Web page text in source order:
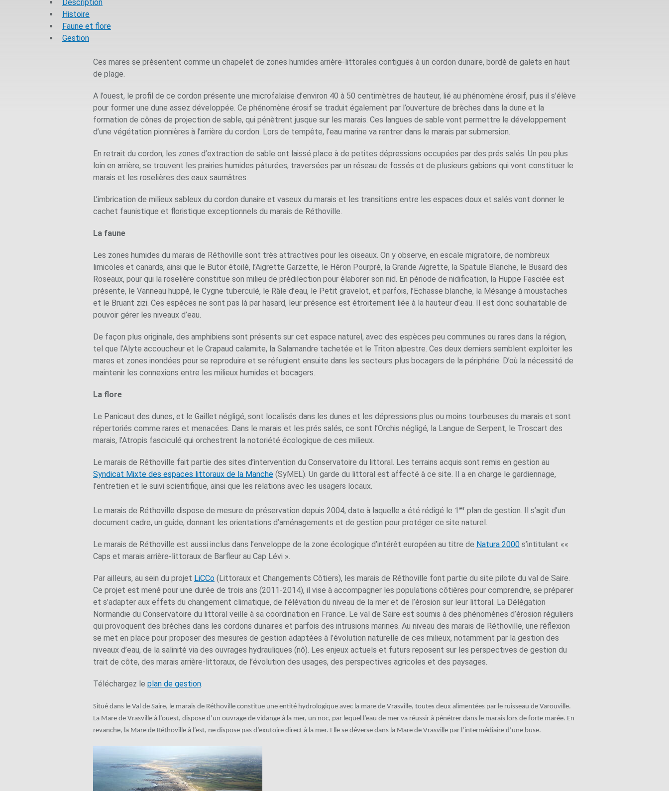
Description
Histoire
Faune et flore
Gestion
Ces mares se présentent comme un chapelet de zones humides arrière-littorales contiguës à un cordon dunaire, bordé de galets en haut
de plage.
A l’ouest, le profil de ce cordon présente une microfalaise d’environ 40 à 50 centimètres de hauteur, lié au phénomène érosif, puis il s’élève
pour former une dune assez développée. Ce phénomène érosif se traduit également par l’ouverture de brèches dans la dune et la
formation de cônes de projection de sable, qui pénètrent jusque sur les marais. Ces langues de sable vont permettre le développement
d’une végétation pionnières à l’arrière du cordon. Lors de tempête, l’eau marine va rentrer dans le marais par submersion.
En retrait du cordon, les zones d’extraction de sable ont laissé place à de petites dépressions occupées par des prés salés. Un peu plus
loin en arrière, se trouvent les prairies humides pâturées, traversées par un réseau de fossés et de plusieurs gabions qui vont constituer le
marais et les roselières des eaux saumâtres.
L’imbrication de milieux sableux du cordon dunaire et vaseux du marais et les transitions entre les espaces doux et salés vont donner le
cachet faunistique et floristique exceptionnels du marais de Réthoville.
La faune
Les zones humides du marais de Réthoville sont très attractives pour les oiseaux. On y observe, en escale migratoire, de nombreux
limicoles et canards, ainsi que le Butor étoilé, l’Aigrette Garzette, le Héron Pourpré, la Grande Aigrette, la Spatule Blanche, le Busard des
Roseaux, pour qui la roselière constitue son milieu de prédilection pour élaborer son nid. En période de nidification, la Huppe Fasciée est
présente, le Vanneau huppé, le Cygne tuberculé, le Râle d’eau, le Petit gravelot, et parfois, l’Echasse blanche, la Mésange à moustaches
et le Bruant zizi. Ces espèces ne sont pas là par hasard, leur présence est étroitement liée à la hauteur d’eau. Il est donc souhaitable de
pouvoir gérer les niveaux d’eau.
De façon plus originale, des amphibiens sont présents sur cet espace naturel, avec des espèces peu communes ou rares dans la région,
tel que l’Alyte accoucheur et le Crapaud calamite, la Salamandre tachetée et le Triton alpestre. Ces deux derniers semblent exploiter les
mares et zones inondées pour se reproduire et se réfugient ensuite dans les secteurs plus bocagers de la périphérie. D’où la nécessité de
maintenir les connexions entre les milieux humides et bocagers.
La flore
Le Panicaut des dunes, et le Gaillet négligé, sont localisés dans les dunes et les dépressions plus ou moins tourbeuses du marais et sont
répertoriés comme rares et menacées. Dans le marais et les prés salés, ce sont l’Orchis négligé, la Langue de Serpent, le Troscart des
marais, l’Atropis fasciculé qui orchestrent la notoriété écologique de ces milieux.
Le marais de Réthoville fait partie des sites d’intervention du Conservatoire du littoral. Les terrains acquis sont remis en gestion au
Syndicat Mixte des espaces littoraux de la Manche (SyMEL). Un garde du littoral est affecté à ce site. Il a en charge le gardiennage,
l'entretien et le suivi scientifique, ainsi que les relations avec les usagers locaux.
Le marais de Réthoville dispose de mesure de préservation depuis 2004, date à laquelle a été rédigé le 1 er plan de gestion. Il s’agit d’un
document cadre, un guide, donnant les orientations d’aménagements et de gestion pour protéger ce site naturel.
Le marais de Réthoville est aussi inclus dans l’enveloppe de la zone écologique d’intérêt européen au titre de Natura 2000 s’intitulant ««
Caps et marais arrière-littoraux de Barfleur au Cap Lévi ».
Par ailleurs, au sein du projet LiCCo (Littoraux et Changements Côtiers), les marais de Réthoville font partie du site pilote du val de Saire.
Ce projet est mené pour une durée de trois ans (2011-2014), il vise à accompagner les populations côtières pour comprendre, se préparer
et s’adapter aux effets du changement climatique, de l’élévation du niveau de la mer et de l’érosion sur leur littoral. La Délégation
Normandie du Conservatoire du littoral veille à sa coordination en France. Le val de Saire est soumis à des phénomènes d’érosion réguliers
qui provoquent des brèches dans les cordons dunaires et parfois des intrusions marines. Au niveau des marais de Réthoville, une réflexion
se met en place pour proposer des mesures de gestion adaptées à l’évolution naturelle de ces milieux, notamment par la gestion des
niveaux d’eau, de la salinité via des ouvrages hydrauliques (nô). Les enjeux actuels et futurs reposent sur les perspectives de gestion du
trait de côte, des marais arrière-littoraux, de l’évolution des usages, des perspectives agricoles et des paysages.
Téléchargez le plan de gestion.
Situé dans le Val de Saire, le marais de Réthoville constitue une entité hydrologique avec la mare de Vrasville, toutes deux alimentées par le ruisseau de Varouville.
La Mare de Vrasville à l’ouest, dispose d’un ouvrage de vidange à la mer, un noc, par lequel l’eau de mer va réussir à pénétrer dans le marais lors de forte marée. En
revanche, la Mare de Réthoville à l’est, ne dispose pas d’exutoire direct à la mer. Elle se déverse dans la Mare de Vrasville par l’intermédiaire d’une buse.